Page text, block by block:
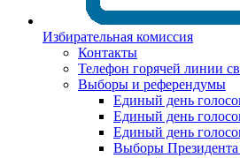
Избирательная комиссия
Контакты
Телефон горячей линии
Выборы и референдумы
Единый день
Единый день
Единый день
Выборы Президента